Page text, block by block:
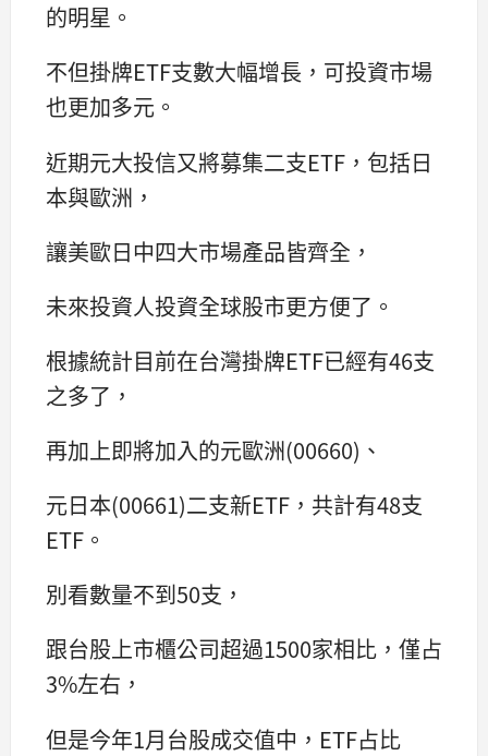
的明星。
不但掛牌ETF支數大幅增長，可投資市場
也更加多元。
近期元大投信又將募集二支ETF，包括日
本與歐洲，
讓美歐日中四大市場產品皆齊全，
未來投資人投資全球股市更方便了。
根據統計目前在台灣掛牌ETF已經有46支
之多了，
再加上即將加入的元歐洲(00660)、
元日本(00661)二支新ETF，共計有48支
ETF。
別看數量不到50支，
跟台股上市櫃公司超過1500家相比，僅占
3%左右，
但是今年1月台股成交值中，ETF占比